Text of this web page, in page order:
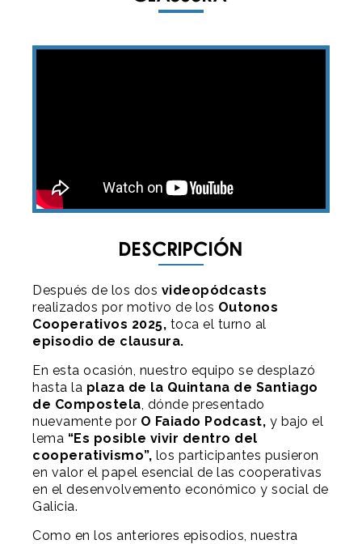
Descripción
Después de los dos videopódcasts
realizados por motivo de los Outonos
Cooperativos 2025, toca el turno al
episodio de clausura.
En esta ocasión, nuestro equipo se desplazó
hasta la plaza de la Quintana de Santiago
de Compostela, dónde presentado
nuevamente por O Faiado Podcast, y bajo el
lema “Es posible vivir dentro del
cooperativismo”, los participantes pusieron
en valor el papel esencial de las cooperativas
en el desenvolvemento económico y social de
Galicia.
Como en los anteriores episodios, nuestra